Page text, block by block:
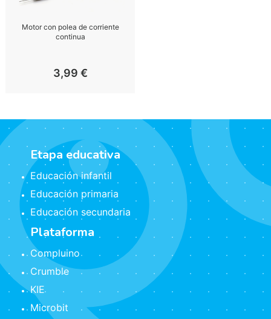
Motor con polea de corriente
continua
3,99 €
Etapa educativa
Educación infantil
Educación primaria
Educación secundaria
Plataforma
Compluino
Crumble
KIE
Microbit